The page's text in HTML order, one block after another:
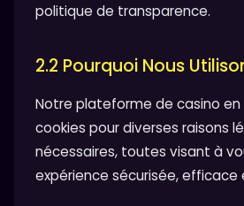
politique de transparence.
2.2 Pourquoi Nous
Notre plateforme de casino en
cookies pour diverses raisons
nécessaires, toutes visant à
expérience sécurisée, efficace